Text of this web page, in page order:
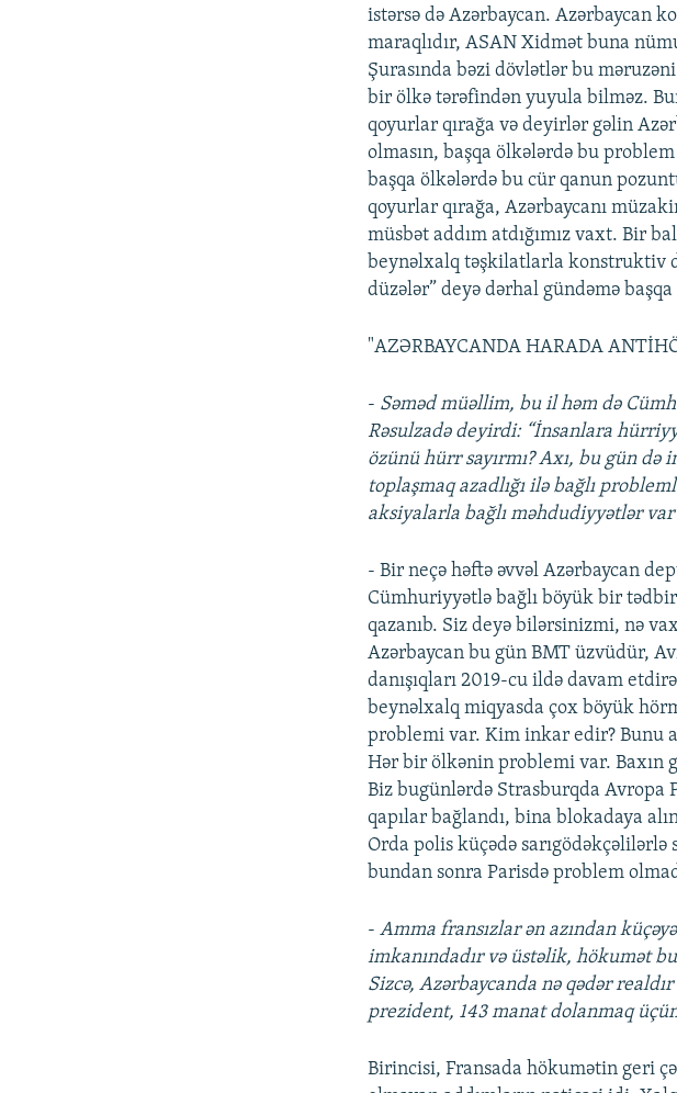
istərsə də Azərbaycan. Azərbaycan
maraqlıdır, ASAN Xidmət buna
Şurasında bəzi dövlətlər bu
bir ölkə tərəfindən yuyula bilməz.
qoyurlar qırağa və deyirlər gəlin
olmasın, başqa ölkələrdə bu
başqa ölkələrdə bu cür qanun
qoyurlar qırağa, Azərbaycanı
müsbət addım atdığımız vaxt. Bir
beynəlxalq təşkilatlarla konstruktiv
düzələr” deyə dərhal gündəmə başqa
"AZƏRBAYCANDA HARADA
- Səməd müəllim, bu il həm də
Rəsulzadə deyirdi: “İnsanlara
özünü hürr sayırmı? Axı, bu gün də
toplaşmaq azadlığı ilə bağlı
aksiyalarla bağlı məhdudiyyətlər var
- Bir neçə həftə əvvəl Azərbaycan
Cümhuriyyətlə bağlı böyük bir
qazanıb. Siz deyə bilərsinizmi, nə
Azərbaycan bu gün BMT üzvüdür,
danışıqları 2019-cu ildə davam
beynəlxalq miqyasda çox böyük
problemi var. Kim inkar edir? Bunu
Hər bir ölkənin problemi var. Baxın
Biz bugünlərdə Strasburqda
qapılar bağlandı, bina blokadaya
Orda polis küçədə sarıgödəkçəlilərlə
bundan sonra Parisdə problem
-Amma fransızlar ən azından
imkanındadır və üstəlik, hökumət
Sizcə, Azərbaycanda nə qədər
prezident, 143 manat dolanmaq
Birincisi, Fransada hökumətin geri